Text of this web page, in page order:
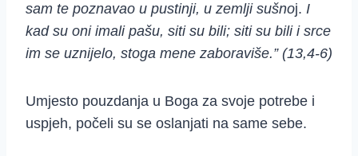
sam te poznavao u pustinji, u zemlji sušnoj. I
kad su oni imali pašu, siti su bili; siti su bili i srce
im se uznijelo, stoga mene zaboraviše.” (13,4-6)
Umjesto pouzdanja u Boga za svoje potrebe i
uspjeh, počeli su se oslanjati na same sebe.